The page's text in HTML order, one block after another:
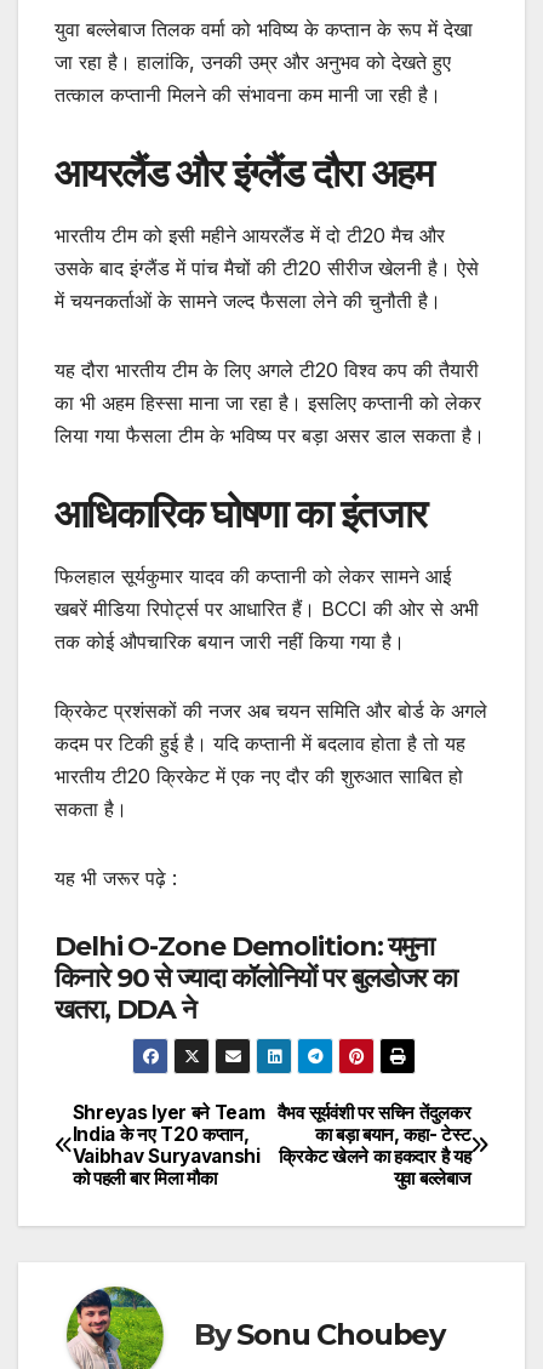
युवा बल्लेबाज तिलक वर्मा को भविष्य के कप्तान के रूप में देखा
जा रहा है। हालांकि, उनकी उम्र और अनुभव को देखते हुए
तत्काल कप्तानी मिलने की संभावना कम मानी जा रही है।
आयरलैंड और इंग्लैंड दौरा अहम
भारतीय टीम को इसी महीने आयरलैंड में दो टी20 मैच और
उसके बाद इंग्लैंड में पांच मैचों की टी20 सीरीज खेलनी है। ऐसे
में चयनकर्ताओं के सामने जल्द फैसला लेने की चुनौती है।
यह दौरा भारतीय टीम के लिए अगले टी20 विश्व कप की तैयारी
का भी अहम हिस्सा माना जा रहा है। इसलिए कप्तानी को लेकर
लिया गया फैसला टीम के भविष्य पर बड़ा असर डाल सकता है।
आधिकारिक घोषणा का इंतजार
फिलहाल सूर्यकुमार यादव की कप्तानी को लेकर सामने आई
खबरें मीडिया रिपोर्ट्स पर आधारित हैं। BCCI की ओर से अभी
तक कोई औपचारिक बयान जारी नहीं किया गया है।
क्रिकेट प्रशंसकों की नजर अब चयन समिति और बोर्ड के अगले
कदम पर टिकी हुई है। यदि कप्तानी में बदलाव होता है तो यह
भारतीय टी20 क्रिकेट में एक नए दौर की शुरुआत साबित हो
सकता है।
यह भी जरूर पढ़े :
Delhi O-Zone Demolition: यमुना
किनारे 90 से ज्यादा कॉलोनियों पर बुलडोजर का
खतरा, DDA ने
Post
navigation
वैभव सूर्यवंशी पर सचिन तेंदुलकर
का बड़ा बयान, कहा- टेस्ट
क्रिकेट खेलने का हकदार है यह
युवा बल्लेबाज
Shreyas Iyer बने Team
India के नए T20 कप्तान,
Vaibhav Suryavanshi
को पहली बार मिला मौका
BySonu Choubey